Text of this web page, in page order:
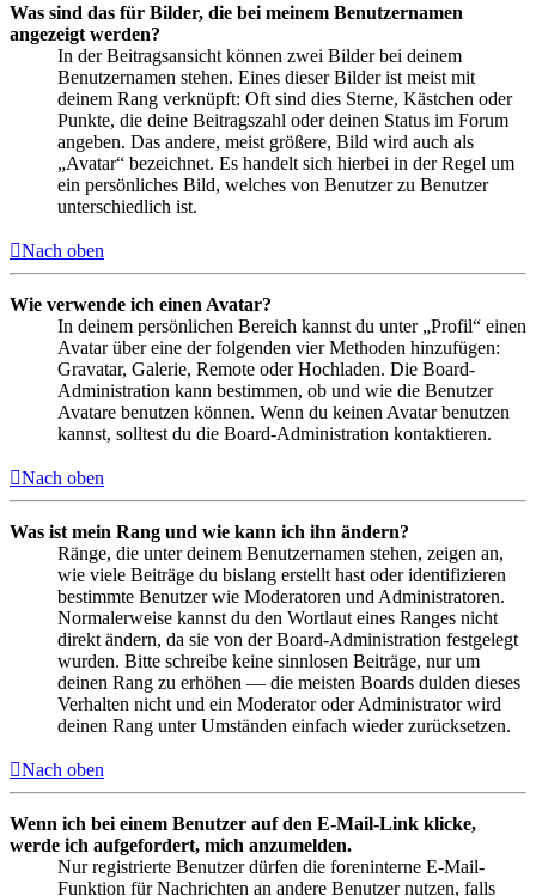
Was sind das für Bilder, die bei meinem Benutzernamen
angezeigt werden?
In der Beitragsansicht können zwei Bilder bei deinem
Benutzernamen stehen. Eines dieser Bilder ist meist mit
deinem Rang verknüpft: Oft sind dies Sterne, Kästchen oder
Punkte, die deine Beitragszahl oder deinen Status im Forum
angeben. Das andere, meist größere, Bild wird auch als
„Avatar“ bezeichnet. Es handelt sich hierbei in der Regel um
ein persönliches Bild, welches von Benutzer zu Benutzer
unterschiedlich ist.
Nach oben
Wie verwende ich einen Avatar?
In deinem persönlichen Bereich kannst du unter „Profil“ einen
Avatar über eine der folgenden vier Methoden hinzufügen:
Gravatar, Galerie, Remote oder Hochladen. Die Board-
Administration kann bestimmen, ob und wie die Benutzer
Avatare benutzen können. Wenn du keinen Avatar benutzen
kannst, solltest du die Board-Administration kontaktieren.
Nach oben
Was ist mein Rang und wie kann ich ihn ändern?
Ränge, die unter deinem Benutzernamen stehen, zeigen an,
wie viele Beiträge du bislang erstellt hast oder identifizieren
bestimmte Benutzer wie Moderatoren und Administratoren.
Normalerweise kannst du den Wortlaut eines Ranges nicht
direkt ändern, da sie von der Board-Administration festgelegt
wurden. Bitte schreibe keine sinnlosen Beiträge, nur um
deinen Rang zu erhöhen — die meisten Boards dulden dieses
Verhalten nicht und ein Moderator oder Administrator wird
deinen Rang unter Umständen einfach wieder zurücksetzen.
Nach oben
Wenn ich bei einem Benutzer auf den E-Mail-Link klicke,
werde ich aufgefordert, mich anzumelden.
Nur registrierte Benutzer dürfen die foreninterne E-Mail-
Funktion für Nachrichten an andere Benutzer nutzen, falls